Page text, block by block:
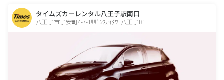
タイムズカーレンタル八王子駅南口
八王子市子安町4-7-1ｻｻﾞﾝｽｶｲﾀﾜｰ八王子B1F